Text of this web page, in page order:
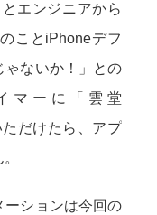
エンジニアから
ことiPhoneデフ
ゃないか！」との
マーに「雲堂
ただけたら、アプ
ーションは今回の